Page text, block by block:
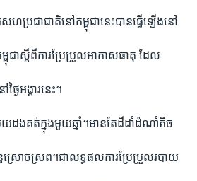
សហប្រជាជាតិនៅកម្ពុជានេះបានធ្វើឡើងនៅ
ជាស្តីពីការប្រែប្រួលអាកាសធាតុ ដែល
ងៃអង្គារនេះ។
យដងគត់ក្នុងមួយឆ្នាំ។មានតែដីដាំដំណាំតិច
ស្រោចស្រព។ជាលទ្ធផលការប្រែប្រួលរបាយ